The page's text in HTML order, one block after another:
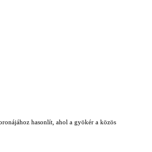
hasonlít, ahol a gyökér a közös